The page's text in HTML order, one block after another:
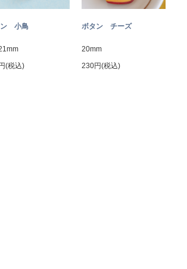
ン 小鳥
(税込)
ボタン チーズ
20mm
230円(税込)